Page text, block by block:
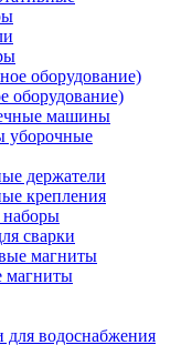
оборудование)
машины
уборочные
держатели
крепления
сварки
магниты
магниты